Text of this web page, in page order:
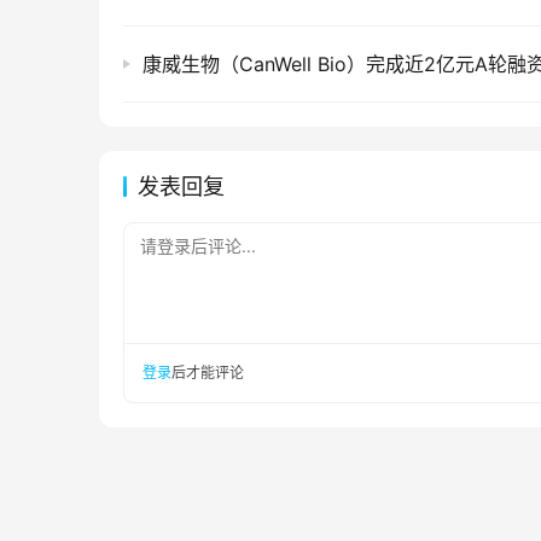
康威生物（CanWell Bio）完成近2亿元A轮融
发表回复
请登录后评论...
登录后才能评论